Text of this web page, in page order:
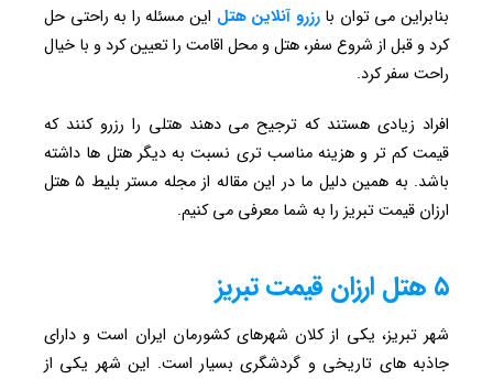
بنابراین می توان بارزرو آنلاین هتل این مسئله را به راحتی حل
کرد و قبل از شروع سفر، هتل و محل اقامت را تعیین کرد و با خیال
راحت سفر کرد.
افراد زیادی هستند که ترجیح می دهند هتلی را رزرو کنند که
قیمت کم تر و هزینه مناسب تری نسبت به دیگر هتل ها داشته
باشد. به همین دلیل ما در این مقاله از مجله مستر بلیط ۵ هتل
ارزان قیمت تبریز را به شما معرفی می کنیم.
۵ هتل ارزان قیمت تبریز
شهر تبریز، یکی از کلان شهرهای کشورمان ایران است و دارای
جاذبه های تاریخی و گردشگری بسیار است. این شهر یکی از